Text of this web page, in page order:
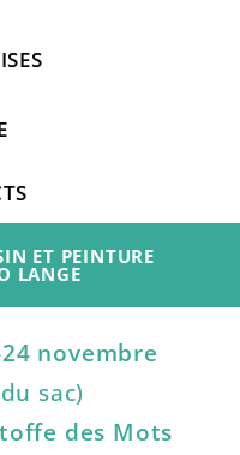
ET PEINTURE
LANGE
novembre
sac)
des Mots